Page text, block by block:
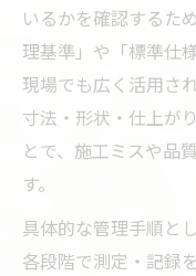
いるかを確認するた
理基準」や「標準仕
現場でも広く活用さ
寸法・形状・仕上が
とで、施工ミスや品
す。
具体的な管理手順と
各段階で測定・記録